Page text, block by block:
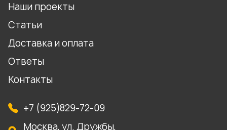
Наши проекты
Статьи
Доставка и оплата
Ответы
Контакты
+7 (925)829-72-09
Москва, ул. Дружбы,